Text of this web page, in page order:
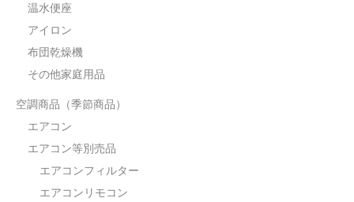
温水便座
アイロン
布団乾燥機
その他家庭用品
空調商品（季節商品）
エアコン
エアコン等別売品
エアコンフィルター
エアコンリモコン